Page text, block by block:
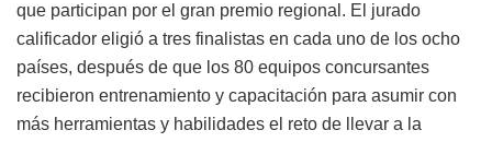
que participan por el gran premio regional. El jurado
calificador eligió a tres finalistas en cada uno de los ocho
países, después de que los 80 equipos concursantes
recibieron entrenamiento y capacitación para asumir con
más herramientas y habilidades el reto de llevar a la